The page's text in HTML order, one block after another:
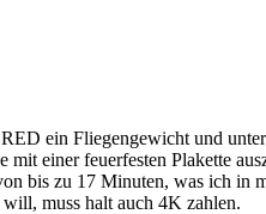
ein Fliegengewicht und
einer feuerfesten Plakette
bis zu 17 Minuten, was ich in
muss halt auch 4K zahlen.